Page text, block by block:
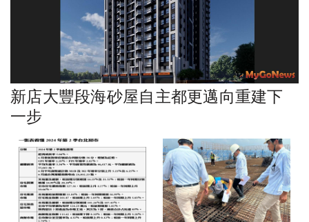
新店大豐段海砂屋自主都更邁向重建下
一步